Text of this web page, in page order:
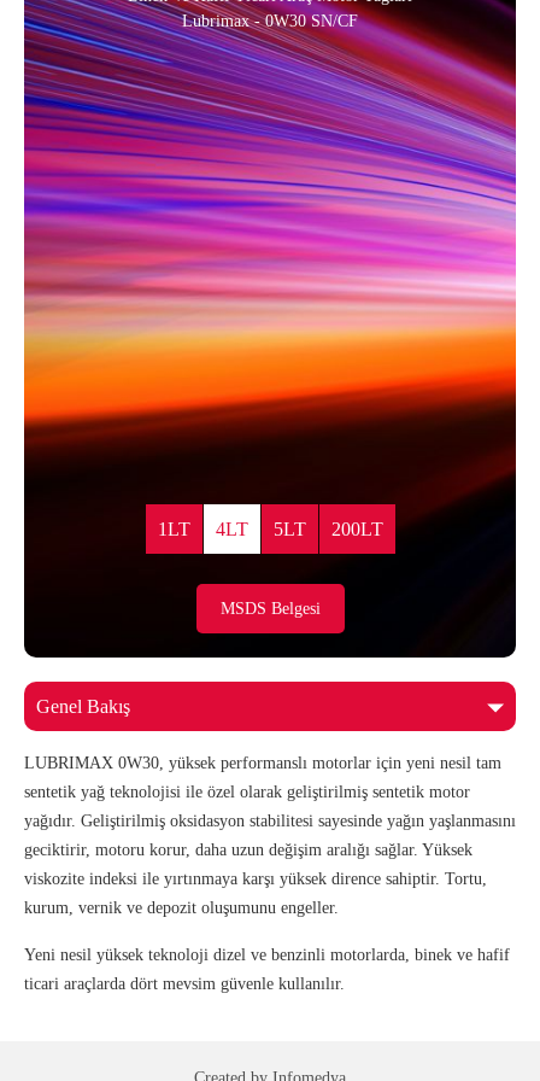
Lubrimax - 0W30 SN/CF
1LT 4LT 5LT 200LT
MSDS Belgesi
LUBRIMAX 0W30, yüksek performanslı motorlar için yeni nesil tam
sentetik yağ teknolojisi ile özel olarak geliştirilmiş sentetik motor
yağıdır. Geliştirilmiş oksidasyon stabilitesi sayesinde yağın yaşlanmasını
geciktirir, motoru korur, daha uzun değişim aralığı sağlar. Yüksek
viskozite indeksi ile yırtınmaya karşı yüksek dirence sahiptir. Tortu,
kurum, vernik ve depozit oluşumunu engeller.
Yeni nesil yüksek teknoloji dizel ve benzinli motorlarda, binek ve hafif
ticari araçlarda dört mevsim güvenle kullanılır.